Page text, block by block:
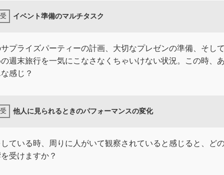
イベント準備のマルチタスク
プライズパーティーの計画、大切なプレゼンの準備、そし
週末旅行を一気にこなさなくちゃいけない状況。この時、
感じ？
他人に見られるときのパフォーマンスの変化
ている時、周りに人がいて観察されていると感じると、ど
受けますか？